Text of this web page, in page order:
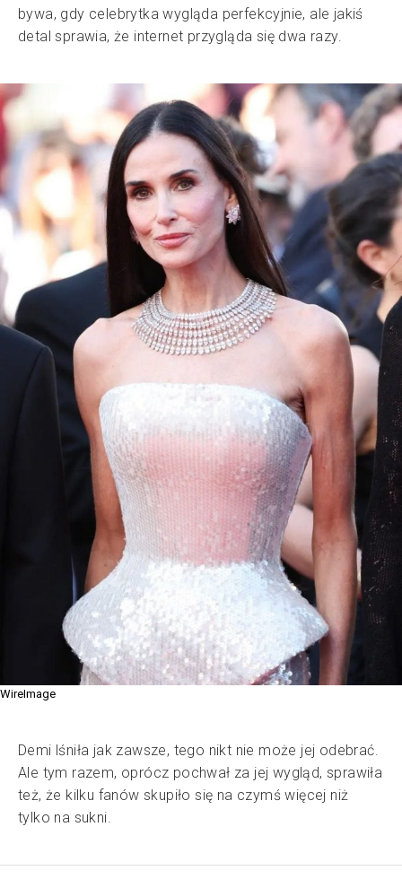
bywa, gdy celebrytka wygląda perfekcyjnie, ale jakiś
detal sprawia, że internet przygląda się dwa razy.
WireImage
Demi lśniła jak zawsze, tego nikt nie może jej odebrać.
Ale tym razem, oprócz pochwał za jej wygląd, sprawiła
też, że kilku fanów skupiło się na czymś więcej niż
tylko na sukni.